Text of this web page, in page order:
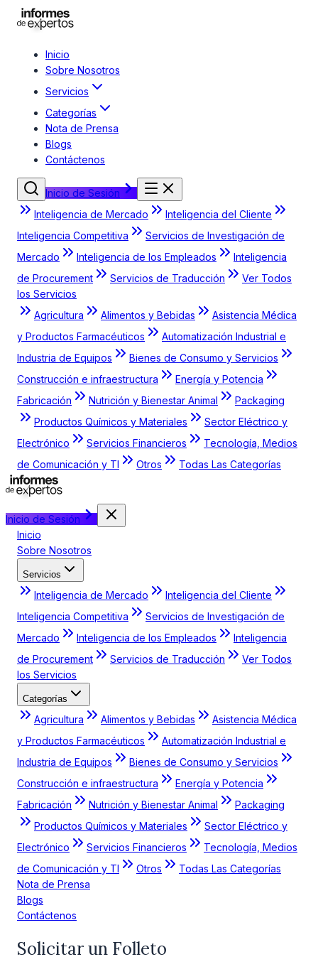
Inicio
Sobre Nosotros
Servicios
Categorías
Nota de Prensa
Blogs
Contáctenos
Inicio de Sesión
Inteligencia de Mercado
Inteligencia del Cliente
Inteligencia Competitiva
Servicios de Investigación de
Mercado
Inteligencia de los Empleados
Inteligencia
de Procurement
Servicios de Traducción
Ver Todos
los Servicios
Agricultura
Alimentos y Bebidas
Asistencia Médica
y Productos Farmacéuticos
Automatización Industrial e
Industria de Equipos
Bienes de Consumo y Servicios
Construcción e infraestructura
Energía y Potencia
Fabricación
Nutrición y Bienestar Animal
Packaging
Productos Químicos y Materiales
Sector Eléctrico y
Electrónico
Servicios Financieros
Tecnología, Medios
de Comunicación y TI
Otros Todas Las Categorías
Inicio de Sesión
Inicio
Sobre Nosotros
Servicios
Inteligencia de Mercado
Inteligencia del Cliente
Inteligencia Competitiva
Servicios de Investigación de
Mercado
Inteligencia de los Empleados
Inteligencia
de Procurement
Servicios de Traducción
Ver Todos
los Servicios
Categorías
Agricultura Alimentos y Bebidas
Asistencia Médica
y Productos Farmacéuticos
Automatización Industrial e
Industria de Equipos
Bienes de Consumo y Servicios
Construcción e infraestructura
Energía y Potencia
Fabricación
Nutrición y Bienestar Animal
Packaging
Productos Químicos y Materiales
Sector Eléctrico y
Electrónico
Servicios Financieros
Tecnología, Medios
de Comunicación y TI
Otros
Todas Las Categorías
Nota de Prensa
Blogs
Contáctenos
Solicitar un Folleto